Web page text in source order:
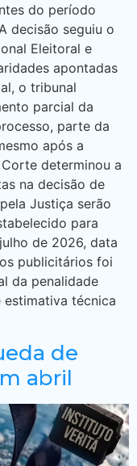
do período
decisão seguiu o
Eleitoral e
apontadas
o tribunal
parcial da
parte da
após a
determinou a
na decisão de
Justiça serão
para
de 2026, data
publicitários foi
da penalidade
técnica
de
abril